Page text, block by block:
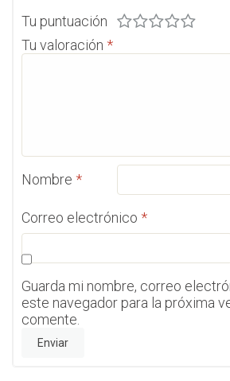
Tu puntuación
Tu valoración *
Nombre *
Correo electrónico *
Guarda mi nombre, correo
este navegador para la próxima
comente.